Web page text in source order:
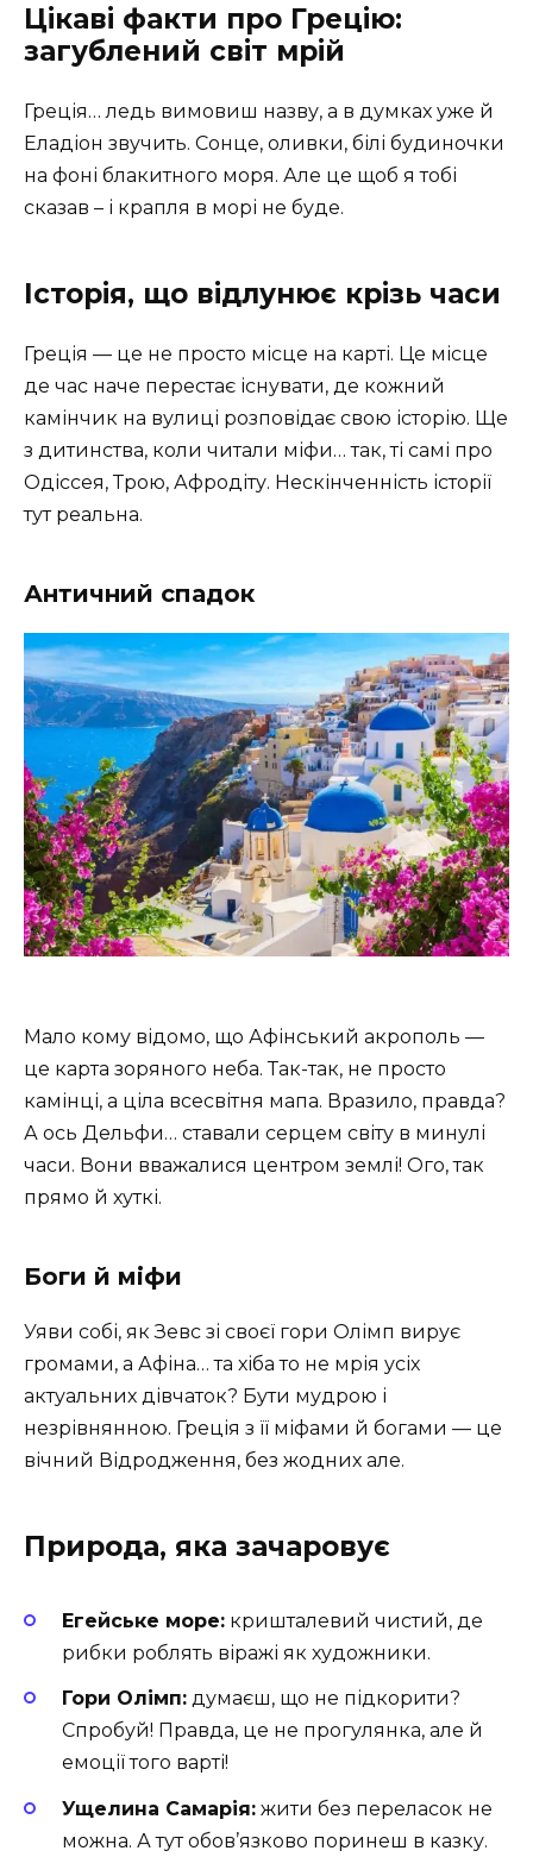
Цікаві факти про Грецію:
загублений світ мрій
Греція… ледь вимовиш назву, а в думках уже й
Еладіон звучить. Сонце, оливки, білі будиночки
на фоні блакитного моря. Але це щоб я тобі
сказав – і крапля в морі не буде.
Історія, що відлунює крізь часи
Греція — це не просто місце на карті. Це місце
де час наче перестає існувати, де кожний
камінчик на вулиці розповідає свою історію. Ще
з дитинства, коли читали міфи… так, ті самі про
Одіссея, Трою, Афродіту. Нескінченність історії
тут реальна.
Античний спадок
Мало кому відомо, що Афінський акрополь —
це карта зоряного неба. Так-так, не просто
камінці, а ціла всесвітня мапа. Вразило, правда?
А ось Дельфи… ставали серцем світу в минулі
часи. Вони вважалися центром землі! Ого, так
прямо й хуткі.
Боги й міфи
Уяви собі, як Зевс зі своєї гори Олімп вирує
громами, а Афіна… та хіба то не мрія усіх
актуальних дівчаток? Бути мудрою і
незрівнянною. Греція з її міфами й богами — це
вічний Відродження, без жодних але.
Природа, яка зачаровує
Егейське море: кришталевий чистий, де
рибки роблять віражі як художники.
Гори Олімп: думаєш, що не підкорити?
Спробуй! Правда, це не прогулянка, але й
емоції того варті!
Ущелина Самарія: жити без переласок не
можна. А тут обов’язково поринеш в казку.